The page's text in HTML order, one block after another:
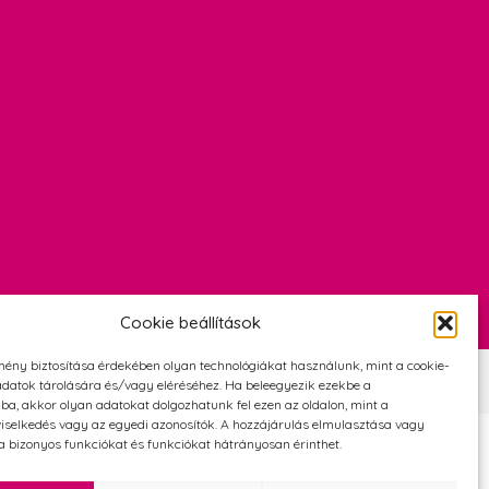
Cookie beállítások
biztosítása érdekében olyan technológiákat használunk, mint a cookie-
tárolására és/vagy eléréséhez. Ha beleegyezik ezekbe a
akkor olyan adatokat dolgozhatunk fel ezen az oldalon, mint a
vagy az egyedi azonosítók. A hozzájárulás elmulasztása vagy
bizonyos funkciókat és funkciókat hátrányosan érinthet.
FeltételekAdatvédelmi és cookie tájékoztató